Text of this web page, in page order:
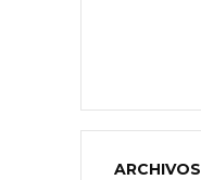
ARCHIVOS